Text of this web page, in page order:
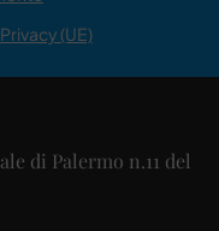
(UE)
di Palermo n.11 del